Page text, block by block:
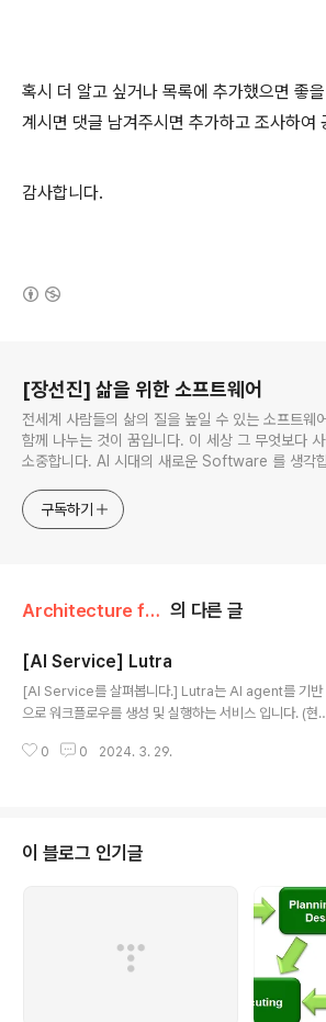
혹시 더 알고 싶거나 목록에 추가했으면 좋
계시면 댓글 남겨주시면 추가하고 조사하여
감사합니다.
[장선진] 삶을 위한 소프트웨어
전세계 사람들의 삶의 질을 높일 수 있는 소프트웨
함께 나누는 것이 꿈입니다. 이 세상 그 무엇보다
소중합니다. AI 시대의 새로운 Software 를 생각
구독하기
Architecture for Software/AI Service (AIaaS) 의 다른 글
[AI Service] Lutra
[AI Service를 살펴봅니다.] Lutra는 AI agent를 기반
으로 워크플로우를 생성 및 실행하는 서비스 입니다. (현
tps://youtu.be/utkX4MWZ5aE?si=rSwxE-DNYHa
유용한지 잘 알고 있을 것입니다. 하지만 문제는 각 클라우
드 서비스의 연동이 생각보다 쉽지 않다는 것입니다. 만약
Zapier로 Google Gmail 에 있는 첨부파일을
x에 자동으로 옮기려면 Zap을 생성하면서 각각 인증해
0 0 2024. 3. 29.
이 블로그 인기글